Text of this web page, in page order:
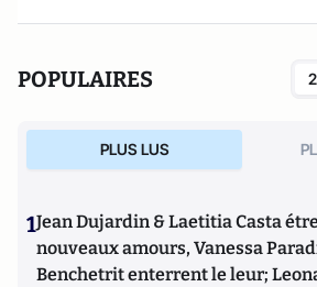
POPULAIRES
PLUS LUS
1Jean Dujardin & Laetitia Casta
nouveaux amours, Vanessa
Benchetrit enterrent le leur;